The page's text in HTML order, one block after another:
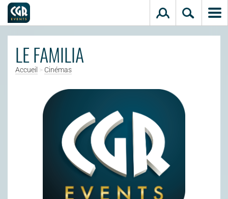
LE FAMILIA
Accueil > Cinémas